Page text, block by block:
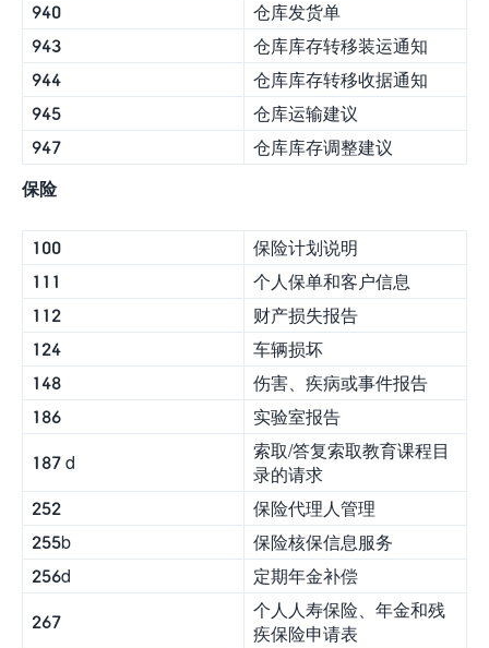
940
仓库发货单
943
仓库库存转移装运通知
944
仓库库存转移收据通知
945
仓库运输建议
947
仓库库存调整建议
保险
100
保险计划说明
111
个人保单和客户信息
112
财产损失报告
124
车辆损坏
148
伤害、疾病或事件报告
186
实验室报告
187 d
索取/答复索取教育课程目
录的请求
252
保险代理人管理
255b
保险核保信息服务
256d
定期年金补偿
267
个人人寿保险、年金和残
疾保险申请表